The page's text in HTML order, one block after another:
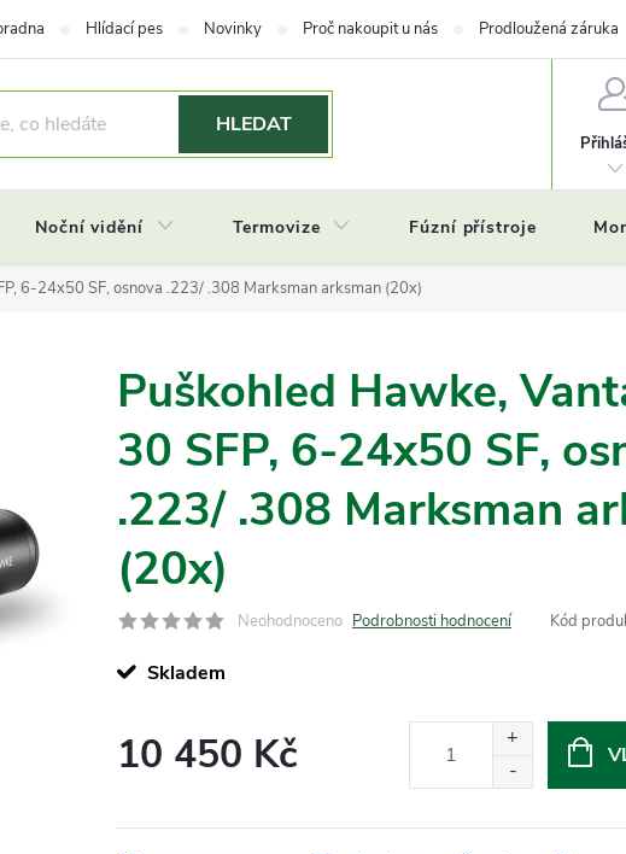
Hlídací pes Novinky Proč nakoupit u nás Prodloužená záruka
HLEDAT
Noční vidění Termovize Fúzní přístroje
6-24x50 SF, osnova .223/ .308 Marksman arksman (20x)
Puškohled Hawke,
30 SFP, 6-24x50 SF,
.223/ .308 Marksman
(20x)
Neohodnoceno Podrobnosti hodnocení Kód
Skladem
10 450 Kč